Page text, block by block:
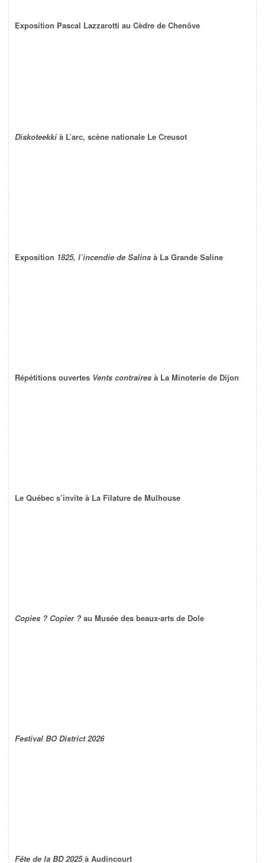
Exposition Pascal Lazzarotti au Cèdre de Chenôve
Diskoteekki à L’arc, scène nationale Le Creusot
Exposition 1825, l’incendie de Salins à La Grande Saline
Répétitions ouvertes Vents contraires à La Minoterie de Dijon
Le Québec s’invite à La Filature de Mulhouse
Copies ? Copier ? au Musée des beaux-arts de Dole
Festival BO District 2026
Fête de la BD 2025à Audincourt